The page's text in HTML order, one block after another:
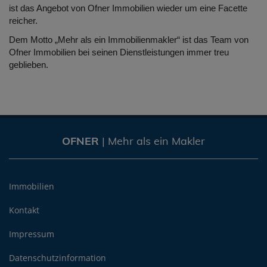
ist das Angebot von Ofner Immobilien wieder um eine Facette
reicher.
Dem Motto „Mehr als ein Immobilienmakler“ ist das Team von
Ofner Immobilien bei seinen Dienstleistungen immer treu
geblieben.
OFNER | Mehr als ein Makler
Immobilien
Kontakt
Impressum
Datenschutzinformation